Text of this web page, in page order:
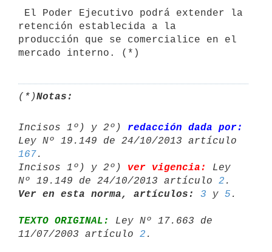
retención establecida a la
producción que se comercialice en el
(*)Notas:
Incisos 1º) y 2º) redacción dada por:
167.
Incisos 1º) y 2º) ver vigencia:
Ley
Nº 19.149 de 24/10/2013 artículo 2
Ver en esta norma, artículos:
3 y 5
TEXTO ORIGINAL:
Ley Nº 17.663 de
11/07/2003 artículo 2